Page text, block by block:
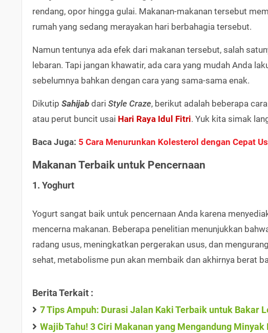
rendang, opor hingga gulai. Makanan-makanan tersebut
rumah yang sedang merayakan hari berbahagia tersebut.
Namun tentunya ada efek dari makanan tersebut, salah
lebaran. Tapi jangan khawatir, ada cara yang mudah Anda
sebelumnya bahkan dengan cara yang sama-sama enak.
Dikutip Sahijab dari Style Craze, berikut adalah beberapa
atau perut buncit usai Hari Raya Idul Fitri. Yuk kita simak
Baca Juga: 5 Cara Menurunkan Kolesterol dengan Cepat
Makanan Terbaik untuk Pencernaan
1. Yoghurt
Yogurt sangat baik untuk pencernaan Anda karena
mencerna makanan. Beberapa penelitian menunjukkan
radang usus, meningkatkan pergerakan usus, dan
sehat, metabolisme pun akan membaik dan akhirnya berat
Berita Terkait :
7 Tips Ampuh: Durasi Jalan Kaki Terbaik untuk Bakar
Wajib Tahu! 3 Ciri Makanan yang Mengandung